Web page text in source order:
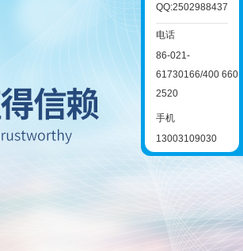
QQ:2502988437
电话
86-021-
61730166/400 660
2520
手机
13003109030